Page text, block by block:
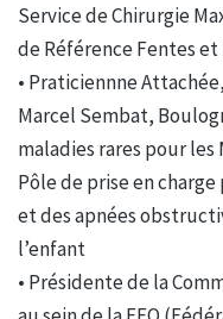
Service de Chirurgie
de Référence Fentes et
• Praticiennne
Marcel Sembat,
maladies rares pour les
Pôle de prise en
et des apnées
l’enfant
• Présidente de la